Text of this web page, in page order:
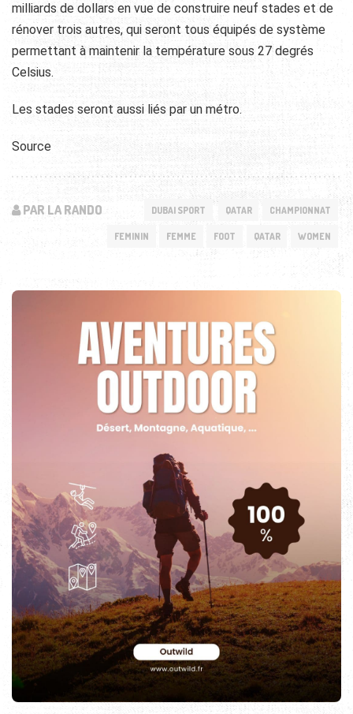
milliards de dollars en vue de construire neuf stades et de
rénover trois autres, qui seront tous équipés de système
permettant à maintenir la température sous 27 degrés
Celsius.
Les stades seront aussi liés par un métro.
Source
PAR LA RANDO DUBAI SPORT QATAR CHAMPIONNAT
FEMININ FEMME FOOT QATAR WOMEN